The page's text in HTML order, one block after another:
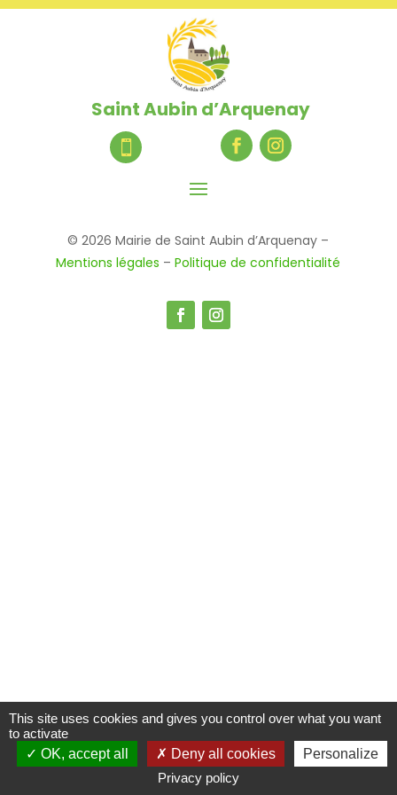
Saint Aubin d’Arquenay

© 2026 Mairie de Saint Aubin d’Arquenay –
Mentions légales –Politique de confidentialité
This site uses cookies and gives you control over what you want
to activate
OK, accept all
Deny all cookies
Personalize
Privacy policy